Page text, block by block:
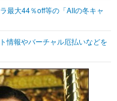
その他
最大44％off等の「AIIの冬キャ
情報やバーチャル厄払いなどを